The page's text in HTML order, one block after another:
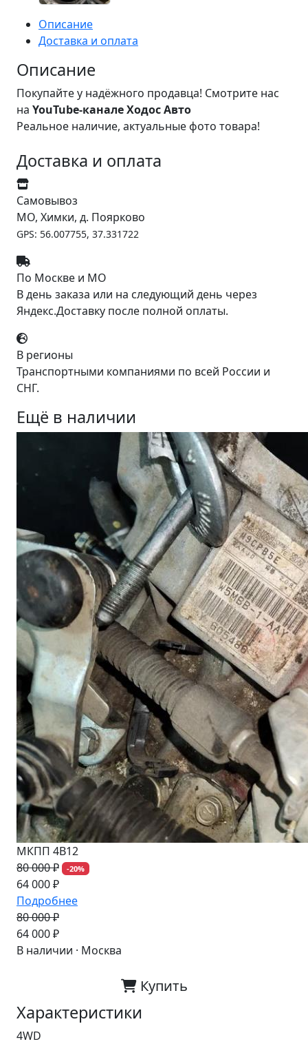
Описание
Доставка и оплата
Описание
Покупайте у надёжного продавца! Смотрите нас
на YouTube-канале Ходос Авто
Реальное наличие, актуальные фото товара!
Доставка и оплата
Самовывоз
МО, Химки, д. Поярково
GPS: 56.007755, 37.331722
По Москве и МО
В день заказа или на следующий день через
Яндекс.Доставку после полной оплаты.
В регионы
Транспортными компаниями по всей России и
СНГ.
Ещё в наличии
МКПП 4B12
80 000 ₽
-20%
64 000 ₽
Подробнее
80 000 ₽
64 000 ₽
В наличии · Москва
Купить
Характеристики
4WD